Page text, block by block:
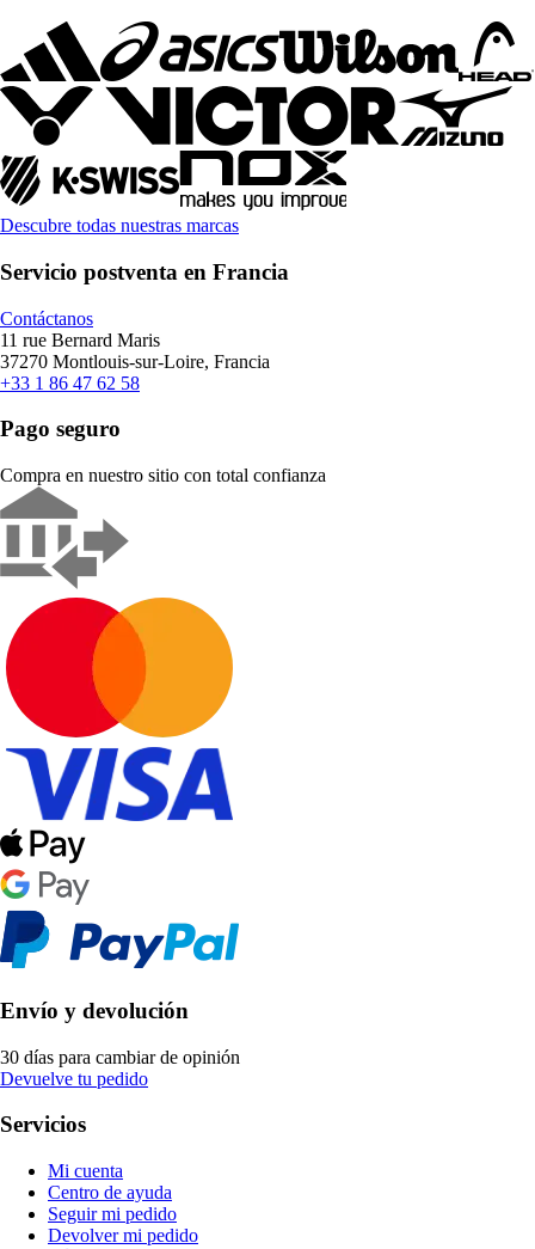
Descubre todas nuestras marcas
Servicio postventa en Francia
Contáctanos
11 rue Bernard Maris
37270 Montlouis-sur-Loire, Francia
+33 1 86 47 62 58
Pago seguro
Compra en nuestro sitio con total confianza
Envío y devolución
30 días para cambiar de opinión
Devuelve tu pedido
Servicios
Mi cuenta
Centro de ayuda
Seguir mi pedido
Devolver mi pedido